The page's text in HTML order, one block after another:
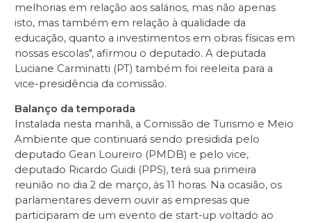
melhorias em relação aos salários, mas não apenas
isto, mas também em relação à qualidade da
educação, quanto a investimentos em obras físicas em
nossas escolas", afirmou o deputado. A deputada
Luciane Carminatti (PT) também foi reeleita para a
vice-presidência da comissão.
Balanço da temporada
Instalada nesta manhã, a Comissão de Turismo e Meio
Ambiente que continuará sendo presidida pelo
deputado Gean Loureiro (PMDB) e pelo vice,
deputado Ricardo Guidi (PPS), terá sua primeira
reunião no dia 2 de março, às 11 horas. Na ocasião, os
parlamentares devem ouvir as empresas que
participaram de um evento de start-up voltado ao